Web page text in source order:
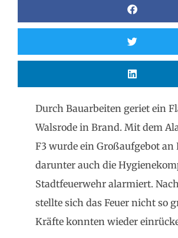
Durch Bauarbeiten geriet ein
Walsrode in Brand. Mit dem
F3 wurde ein Großaufgebot
darunter auch die
Stadtfeuerwehr alarmiert.
stellte sich das Feuer nicht so
Kräfte konnten wieder